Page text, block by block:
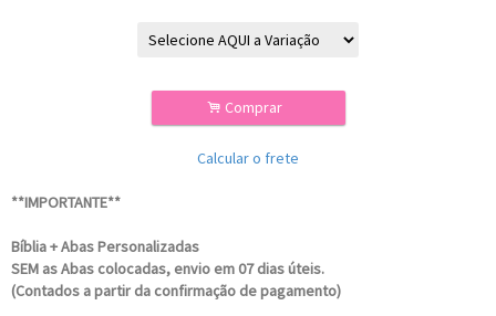
. Comprar
Calcular o frete
**IMPORTANTE**
Bíblia + Abas Personalizadas
SEM as Abas colocadas, envio em 07 dias úteis.
(Contados a partir da confirmação de pagamento)